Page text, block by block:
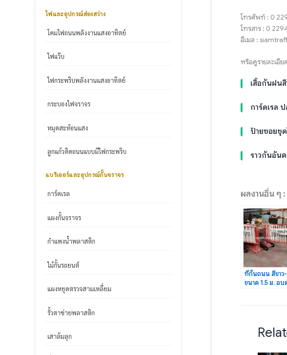
ไฟและอุปกรณ์ส่องสว่าง
โคมไฟถนนพลังงานแสงอาทิตย์
ไฟแว๊บ
ไฟกระพริบพลังงานแสงอาทิตย์
กระบองไฟจราจร
หมุดสะท้อนแสง
ลูกแก้วติดถนนแบบมีไฟกระพริบ
แบริเออร์และอุปกรณ์กั้นจราจร
การ์ดเรล
แผงกั้นจราจร
กำแพงน้ำพลาสติก
ไม้กั้นรถยนต์
แผงหยุดตรวจสามเหลี่ยม
รั้วตาข่ายพลาสติก
เสาล้มลุก
โทรศัพท์ : 0
โทรสาร : 0
อีเมล :
หรือดูรายละเอี
เสื้อกันฝน
การ์ดเรล
ป้ายซอยชุ
ราวกันอัน
ผลงานอื่น ๆ :
ที่กั้นถนน สีขาว
ขนาด 1.5 ม. อบ